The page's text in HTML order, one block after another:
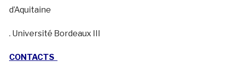
d’Aquitaine
. Université Bordeaux III
CONTACTS